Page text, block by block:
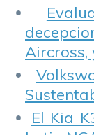
Aircross,
El Kia